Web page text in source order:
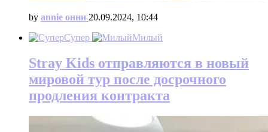
by annie онни 20.09.2024, 10:44
Супер
Милый
Stray Kids отправляются в новый
мировой тур после досрочного
продления контракта